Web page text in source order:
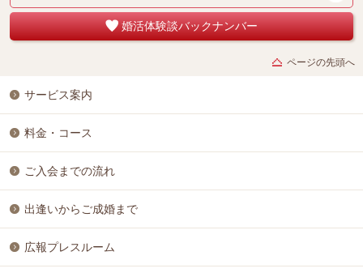
婚活体験談バックナンバー
ページの先頭へ
サービス案内
料金・コース
ご入会までの流れ
出逢いからご成婚まで
広報プレスルーム